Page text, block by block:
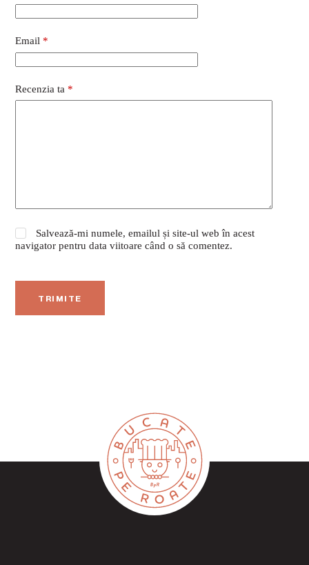
Email *
Recenzia ta *
Salvează-mi numele, emailul și site-ul web în acest
navigator pentru data viitoare când o să comentez.
TRIMITE